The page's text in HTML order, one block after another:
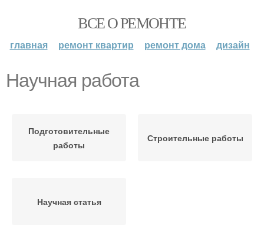
ВСЕ О РЕМОНТЕ
главная ремонт квартир ремонт дома дизайн
Научная работа
Подготовительные
работы
Строительные работы
Научная статья